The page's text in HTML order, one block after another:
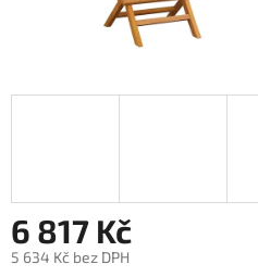
6 817 Kč
5 634 Kč bez DPH